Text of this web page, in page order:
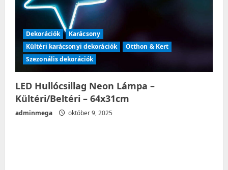
Dekorációk
Karácsony
Kültéri karácsonyi dekorációk
Otthon & Kert
Szezonális dekorációk
LED Hullócsillag Neon Lámpa –
Kültéri/Beltéri – 64x31cm
adminmega október 9, 2025